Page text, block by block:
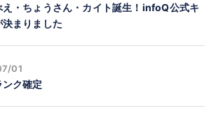
え・ちょうさん・カイト誕生！infoQ公式キ
まりました
01
ンク確定